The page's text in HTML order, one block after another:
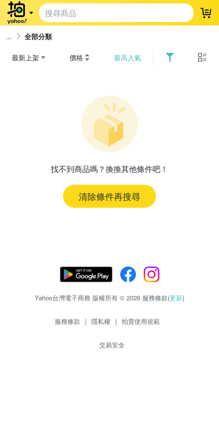
登
全部分類
最新上架 價格 最高人氣
找不到商品嗎？換換其他條件吧！
清除條件再搜尋
Yahoo台灣電子商務 版權所有 © 2026 服務條款(更新)
服務條款 | 隱私權 | 拍賣使用規範
交易安全